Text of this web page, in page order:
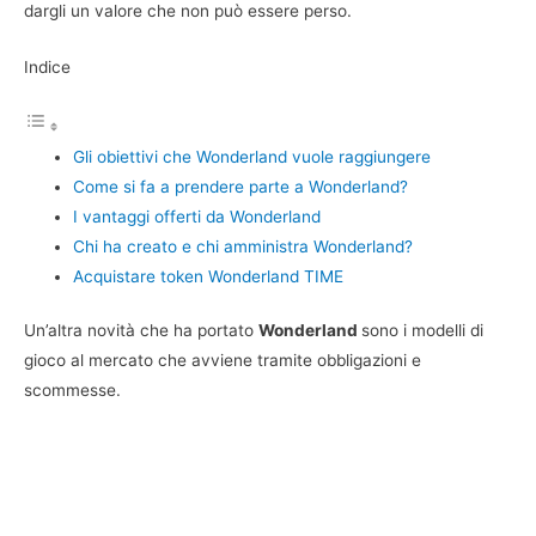
dargli un valore che non può essere perso.
Indice
Gli obiettivi che Wonderland vuole raggiungere
Come si fa a prendere parte a Wonderland?
I vantaggi offerti da Wonderland
Chi ha creato e chi amministra Wonderland?
Acquistare token Wonderland TIME
Un’altra novità che ha portato Wonderland sono i modelli di
gioco al mercato che avviene tramite obbligazioni e
scommesse.